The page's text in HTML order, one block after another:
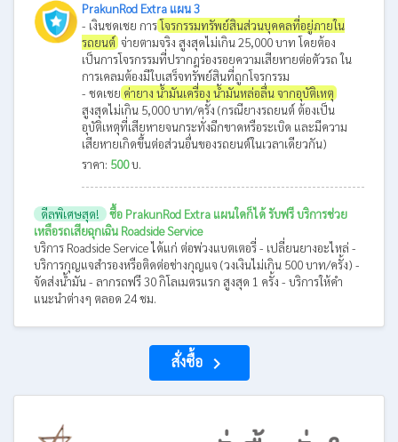
PrakunRod Extra แผน 3
- เงินชดเชย การโจรกรรมทรัพย์สินส่วนบุคคลที่อยู่ภายใน
รถยนต์ จ่ายตามจริง สูงสุดไม่เกิน 25,000 บาท โดยต้อง
เป็นการโจรกรรมที่ปรากฎร่องรอยความเสียหายต่อตัวรถ ใน
การเคลมต้องมีใบเสร็จทรัพย์สินที่ถูกโจรกรรม
- ชดเชย ค่ายาง น้ำมันเครื่อง น้ำมันหล่อลื่น จากอุบัติเหตุ
สูงสุดไม่เกิน 5,000 บาท/ครั้ง (กรณียางรถยนต์ ต้องเป็น
อุบัติเหตุที่เสียหายจนกระทั่งฉีกขาดหรือระเบิด และมีความ
เสียหายเกิดขึ้นต่อส่วนอื่นของรถยนต์ในเวลาเดียวกัน)
ราคา: 500บ.
ดีลพิเศษสุด!
ซื้อ PrakunRod Extra แผนใดก็ได้ รับฟรี บริการช่วย
เหลือรถเสียฉุกเฉิน Roadside Service
บริการ Roadside Service ได้แก่ ต่อพ่วงแบตเตอรี่ - เปลี่ยนยางอะไหล่ -
บริการกุญแจสำรองหรือติดต่อช่างกุญแจ (วงเงินไม่เกิน 500 บาท/ครั้ง) -
จัดส่งน้ำมัน - ลากรถฟรี 30 กิโลเมตรแรก สูงสุด 1 ครั้ง - บริการให้คำ
แนะนำต่างๆ ตลอด 24 ชม.
สั่งซื้อ navigate_next